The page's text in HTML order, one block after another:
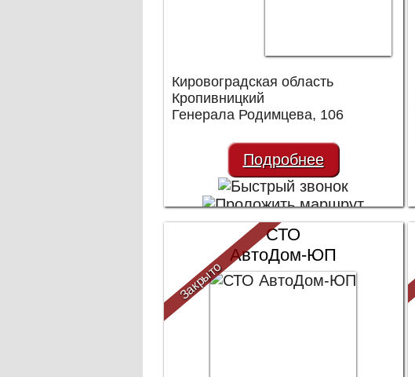
Кировоградская область
Кропивницкий
Генерала Родимцева, 106
Подробнее
СТО
АвтоДом-ЮП
Закрыто